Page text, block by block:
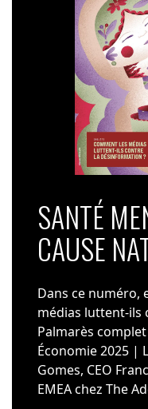
SANTÉ
CAUSE
Dans ce numéro,
médias luttent-ils
Palmarès
Économie 2025 |
Gomes, CEO
EMEA chez The